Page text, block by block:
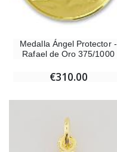
Medalla Ángel Protector -
Rafael de Oro 375/1000
€310.00